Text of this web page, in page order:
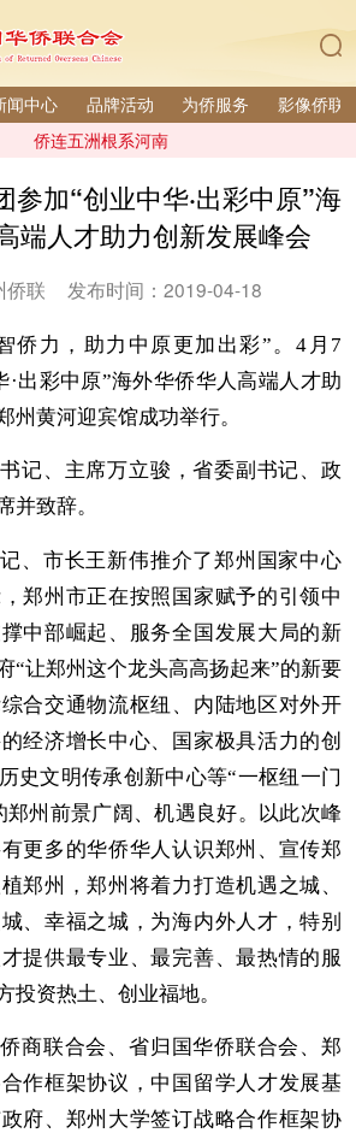
闻中心 品牌活动 为侨服务 影像侨联
侨连五洲根系河南
参加“创业中华·出彩中原”海
端人才助力创新发展峰会
侨联 发布时间：2019-04-18
侨力，助力中原更加出彩”。4月7
·出彩中原”海外华侨华人高端人才助
州黄河迎宾馆成功举行。
记、主席万立骏，省委副书记、政
并致辞。
、市长王新伟推介了郑州国家中心
郑州市正在按照国家赋予的引领中
中部崛起、服务全国发展大局的新
“让郑州这个龙头高高扬起来”的新要
合交通物流枢纽、内陆地区对外开
经济增长中心、国家极具活力的创
史文明传承创新中心等“一枢纽一门
郑州前景广阔、机遇良好。以此次峰
更多的华侨华人认识郑州、宣传郑
郑州，郑州将着力打造机遇之城、
、幸福之城，为海内外人才，特别
提供最专业、最完善、最热情的服
投资热土、创业福地。
商联合会、省归国华侨联合会、郑
作框架协议，中国留学人才发展基
府、郑州大学签订战略合作框架协